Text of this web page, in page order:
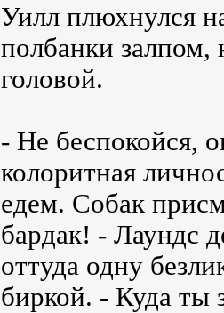
Уилл плюхнулся
полбанки залпом,
головой.
- Не беспокойся,
колоритная
едем. Собак
бардак! - Лаундс
оттуда одну
биркой. - Куда ты